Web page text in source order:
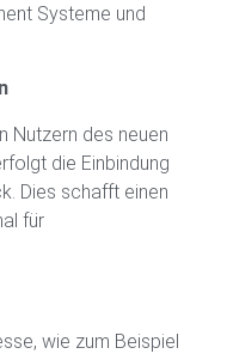
Systeme und
Nutzern des neuen
die Einbindung
Dies schafft einen
für
wie zum Beispiel